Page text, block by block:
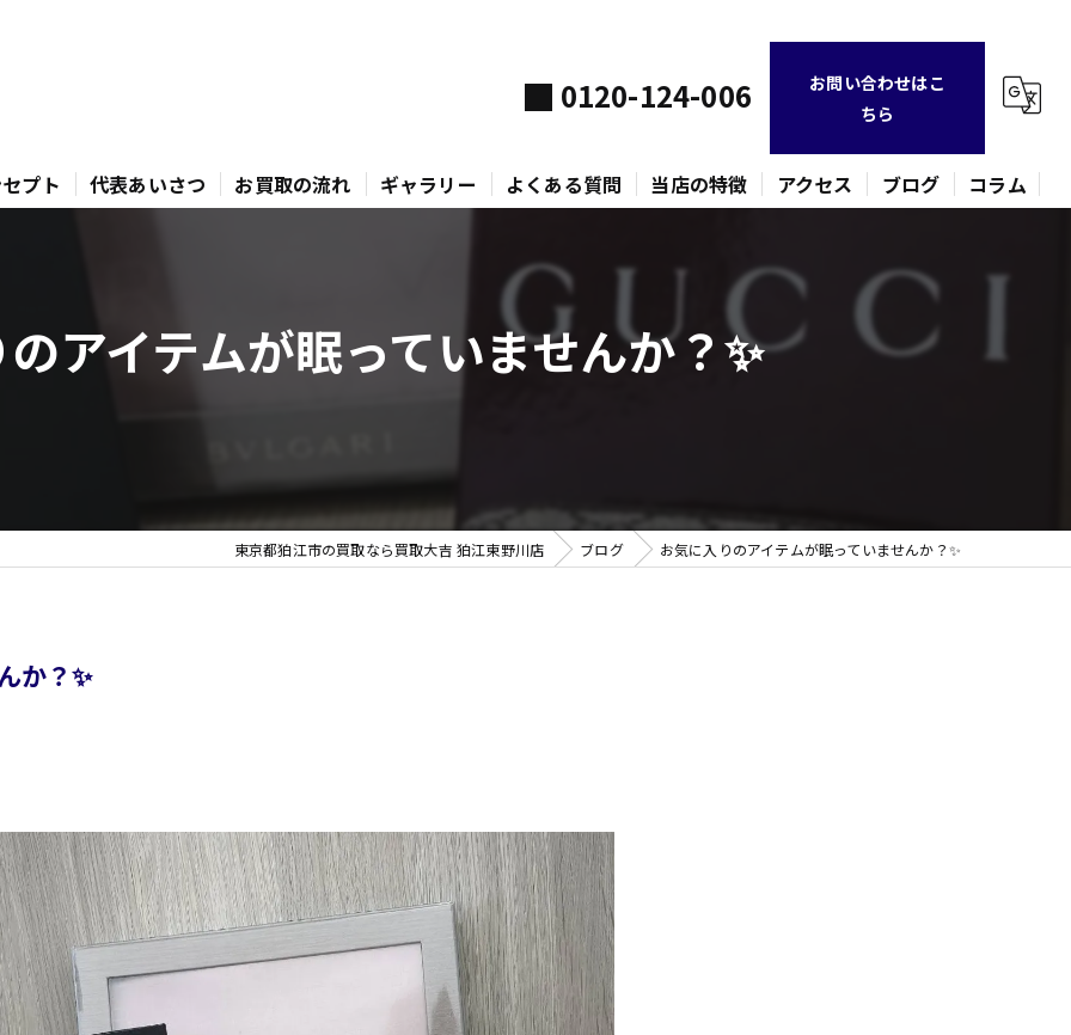
0120-124-006
お問い合わせはこ
ちら
プト 代表あいさつ お買取の流れ ギャラリー よくある質問 当店の特徴
不用品
時計
ネックレス
アクセス ブログ コラム
アイテムが眠っていませんか？✨
東京都狛江市の買取なら買取大吉 狛江東野川店 ブログ お気に入りのアイテムが眠っていませんか？✨
か？✨